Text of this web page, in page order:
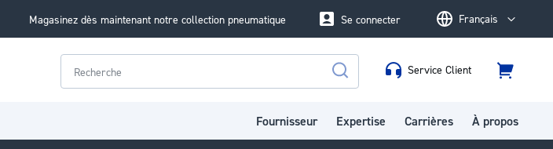
Magasinez dès maintenant notre collection pneumatique LanguageFrançais
Se connecter
Rechercher
Service Client
Panier
Fournisseur Expertise Carrières À propos